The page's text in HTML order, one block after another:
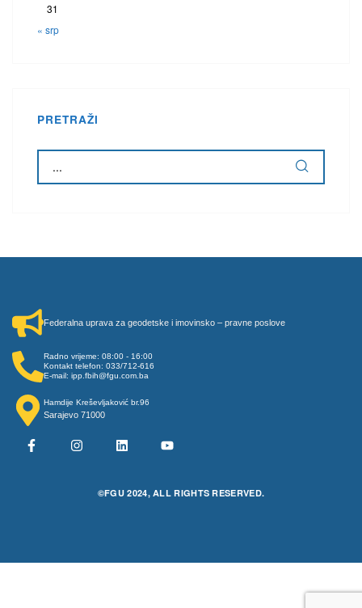
31
« srp
PRETRAŽI
Federalna uprava za geodetske i imovinsko – pravne poslove
Radno vrijeme: 08:00 - 16:00
Kontakt telefon: 033/712-616
E-mail: ipp.fbih@fgu.com.ba
Hamdije Kreševljaković br.96
Sarajevo 71000
©FGU 2024, ALL RIGHTS RESERVED.